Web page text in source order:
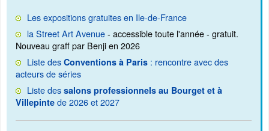
Les expositions gratuites en Ile-de-France
la Street Art Avenue- accessible toute l'année - gratuit.
Nouveau graff par Benji en 2026
Liste des Conventions à Paris : rencontre avec des
acteurs de séries
Liste des salons professionnels au Bourget et à
Villepinte de 2026 et 2027